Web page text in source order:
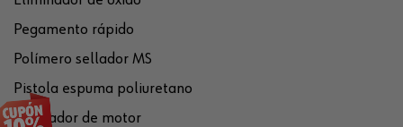
Pegamento rápido
Polímero sellador MS
Pistola espuma poliuretano
Limpiador de motor